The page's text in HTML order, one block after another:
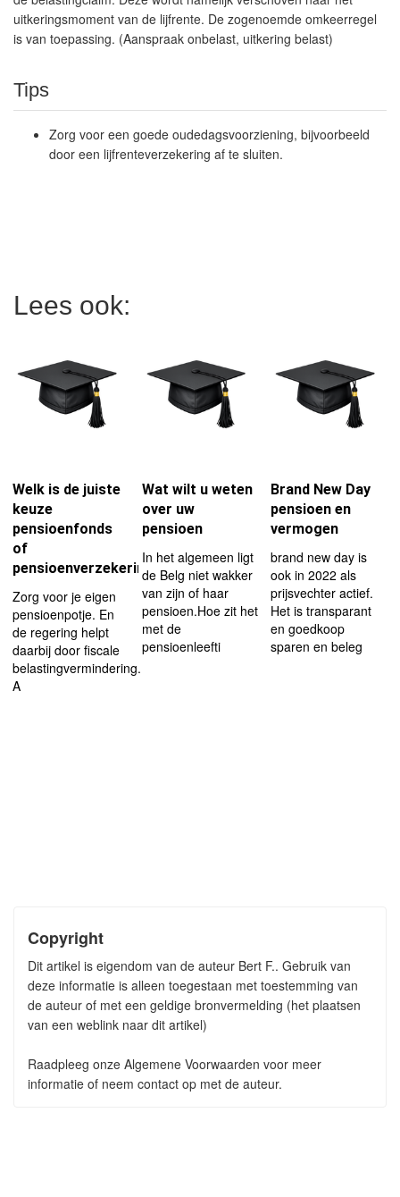
uitkeringsmoment van de lijfrente. De zogenoemde omkeerregel
is van toepassing. (Aanspraak onbelast, uitkering belast)
Tips
Zorg voor een goede oudedagsvoorziening, bijvoorbeeld
door een lijfrenteverzekering af te sluiten.
Lees ook:
Welk is de juiste
keuze
pensioenfonds
of
pensioenverzekering
Zorg voor je eigen
pensioenpotje. En
de regering helpt
daarbij door fiscale
belastingvermindering.
A
Wat wilt u weten
over uw
pensioen
In het algemeen ligt
de Belg niet wakker
van zijn of haar
pensioen.Hoe zit het
met de
pensioenleefti
Brand New Day
pensioen en
vermogen
brand new day is
ook in 2022 als
prijsvechter actief.
Het is transparant
en goedkoop
sparen en beleg
Copyright
Dit artikel is eigendom van de auteur Bert F.. Gebruik van
deze informatie is alleen toegestaan met toestemming van
de auteur of met een geldige bronvermelding (het plaatsen
van een weblink naar dit artikel)
Raadpleeg onze Algemene Voorwaarden voor meer
informatie of neem contact op met de auteur.